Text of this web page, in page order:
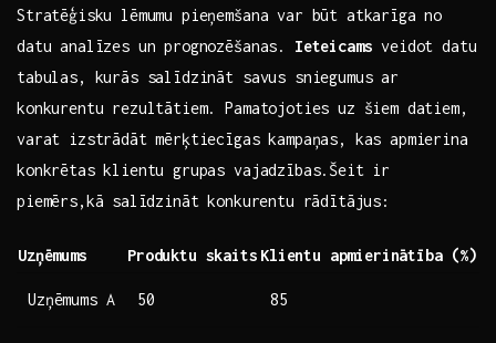
Stratēģisku​ lēmumu pieņemšana var būt atkarīga no
datu analīzes un prognozēšanas. Ieteicams veidot datu
tabulas, kurās salīdzināt savus sniegumus⁣ ar
konkurentu rezultātiem. Pamatojoties uz šiem datiem,
varat izstrādāt mērķtiecīgas kampaņas, kas apmierina⁣
konkrētas klientu grupas vajadzības.Šeit ir
piemērs,kā ⁢salīdzināt konkurentu rādītājus:
Uzņēmums Produktu skaits Klientu apmierinātība‍ (%)
Uzņēmums A 50 85